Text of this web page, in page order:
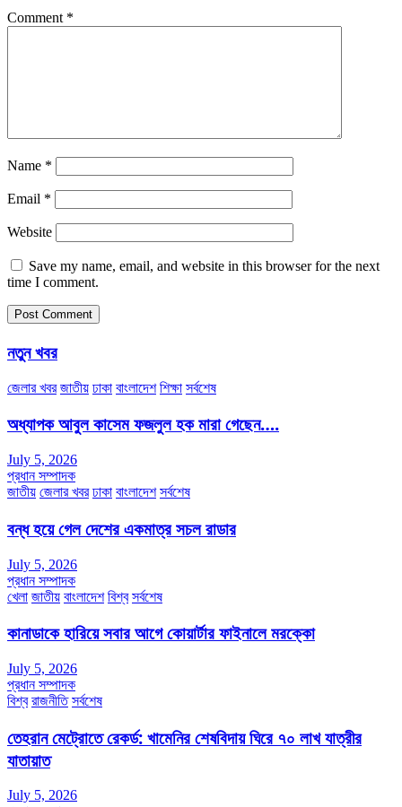
Comment *
Name *
Email *
Website
Save my name, email, and website in this browser for the next
time I comment.
নতুন খবর
জেলার খবর জাতীয় ঢাকা বাংলাদেশ শিক্ষা সর্বশেষ
অধ্যাপক আবুল কাসেম ফজলুল হক মারা গেছেন….
July 5, 2026
প্রধান সম্পাদক
জাতীয় জেলার খবর ঢাকা বাংলাদেশ সর্বশেষ
বন্ধ হয়ে গেল দেশের একমাত্র সচল রাডার
July 5, 2026
প্রধান সম্পাদক
খেলা জাতীয় বাংলাদেশ বিশ্ব সর্বশেষ
কানাডাকে হারিয়ে সবার আগে কোয়ার্টার ফাইনালে মরক্কো
July 5, 2026
প্রধান সম্পাদক
বিশ্ব রাজনীতি সর্বশেষ
তেহরান মেট্রোতে রেকর্ড: খামেনির শেষবিদায় ঘিরে ৭০ লাখ যাত্রীর
যাতায়াত
July 5, 2026